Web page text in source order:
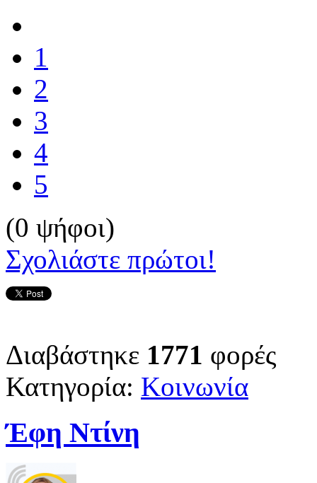
1
2
3
4
5
(0 ψήφοι)
Σχολιάστε πρώτοι!
Διαβάστηκε 1771 φορές
Κατηγορία: Κοινωνία
Έφη Ντίνη